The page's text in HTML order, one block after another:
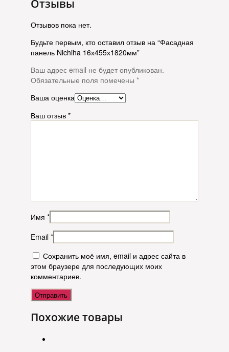
Отзывы
Отзывов пока нет.
Будьте первым, кто оставил отзыв на “Фасадная
панель Nichiha 16х455х1820мм”
Ваш адрес email не будет опубликован.
Обязательные поля помечены *
Ваша оценка
Ваш отзыв *
Имя *
Email *
Сохранить моё имя, email и адрес сайта в
этом браузере для последующих моих
комментариев.
Похожие товары